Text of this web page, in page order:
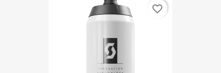
favorite_border